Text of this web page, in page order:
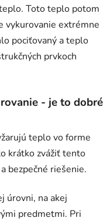
Toto teplo potom
vykurovanie extrémne
pociťovaný a teplo
prvkoch
- je to dobré
teplo vo forme
krátko zvážiť tento
bezpečné riešenie.
úrovni, na akej
predmetmi. Pri